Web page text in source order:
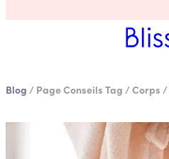
Blog / Page Conseils Tag / Corps /